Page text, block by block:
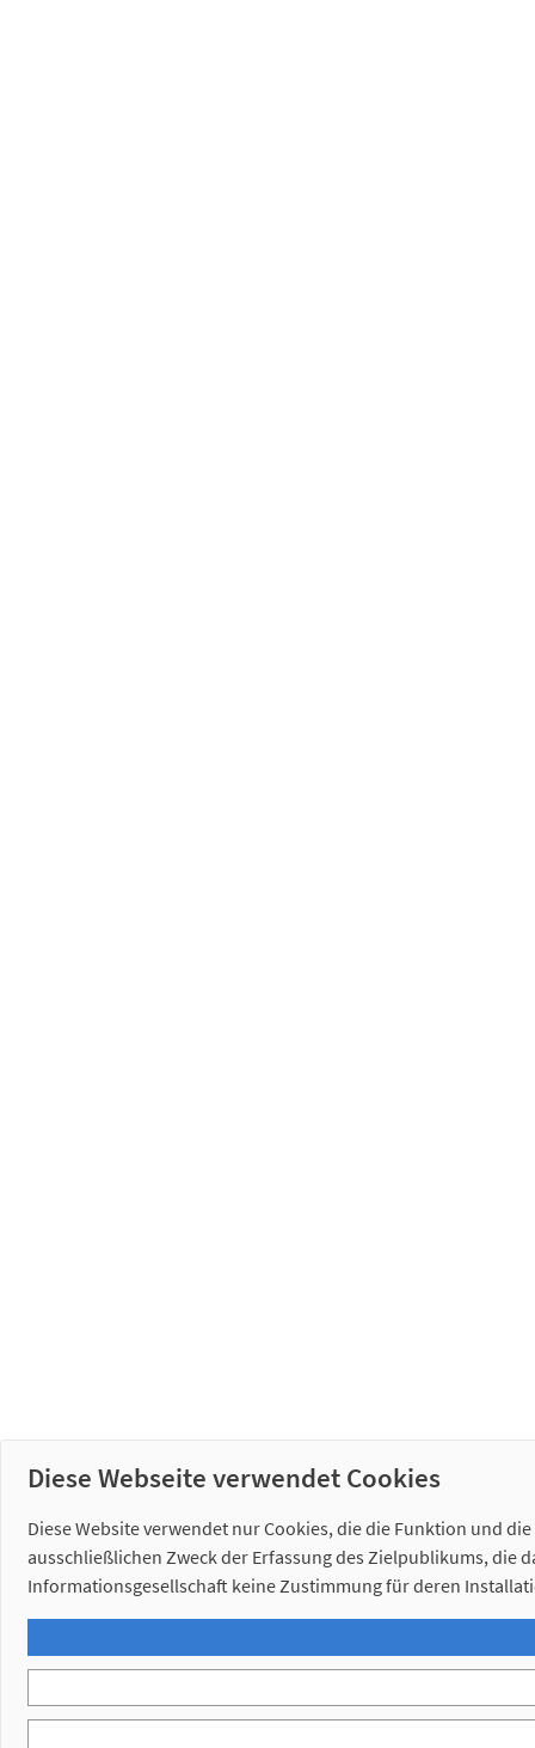
Diese Webseite verwendet Cookies
Diese Website verwendet nur Cookies, die die Funktion und
ausschließlichen Zweck der Erfassung des Zielpublikums, die
Informationsgesellschaft keine Zustimmung für deren